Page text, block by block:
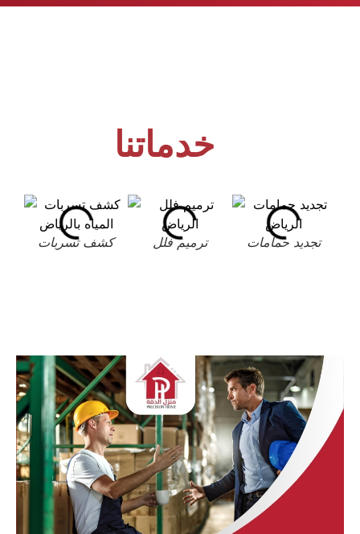
خدماتنا
كشف تسربات ترميم فلل تجديد حمامات